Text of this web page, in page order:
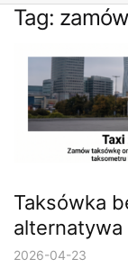
Tag:
Taksówka
alternatywa
2026-04-23